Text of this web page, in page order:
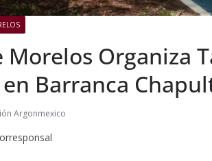
Morelos Organiza
Barranca
Argonmexico